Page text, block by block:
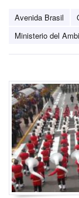
Avenida Brasil
Ministerio del